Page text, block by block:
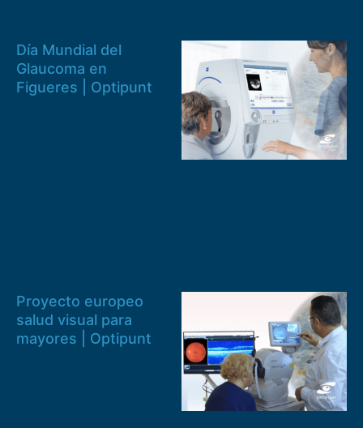
Día Mundial del
Glaucoma en
Figueres | Optipunt
Proyecto europeo
salud visual para
mayores | Optipunt